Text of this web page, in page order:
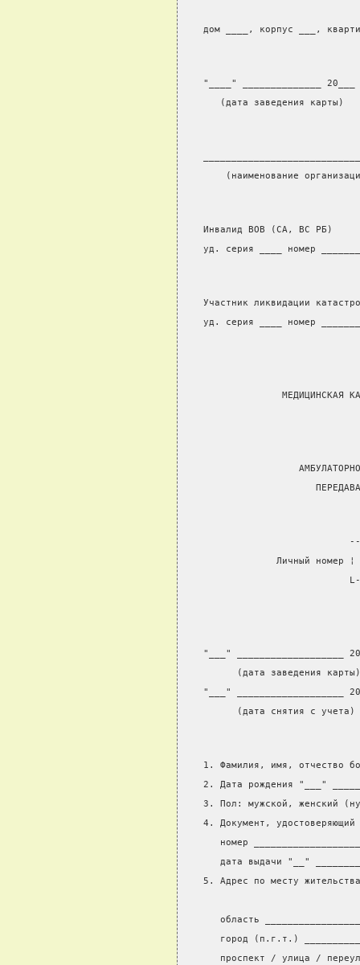
дом ____, корпус ___,
"____" ______________ 20___
   (дата заведения карты)
(наименование
Инвалид ВОВ (СА, ВС РБ)
уд. серия ____ номер
Участник ликвидации
уд. серия ____ номер
МЕДИЦИНСКАЯ
Личный номер
"___" ___________________
(дата заведения
"___" ___________________
(дата снятия с
1. Фамилия, имя, отчество
2. Дата рождения "___"
3. Пол: мужской, женский
4. Документ, удостоверяющий
номер
дата выдачи "__"
5. Адрес по месту
область
город (п.г.т.)
проспект / улица /